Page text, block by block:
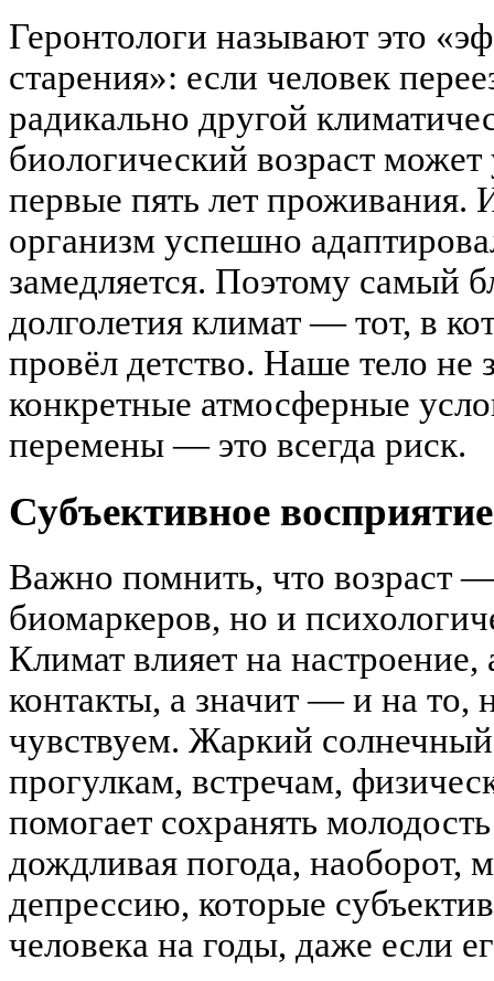
Геронтологи называют это
старения»: если человек
радикально другой
биологический возраст может
первые пять лет проживания.
организм успешно
замедляется. Поэтому самый
долголетия климат — тот, в
провёл детство. Наше тело не
конкретные атмосферные
перемены — это всегда риск.
Субъективное
Важно помнить, что возраст
биомаркеров, но и
Климат влияет на
контакты, а значит — и на то,
чувствуем. Жаркий
прогулкам, встречам,
помогает сохранять
дождливая погода, наоборот,
депрессию, которые
человека на годы, даже если